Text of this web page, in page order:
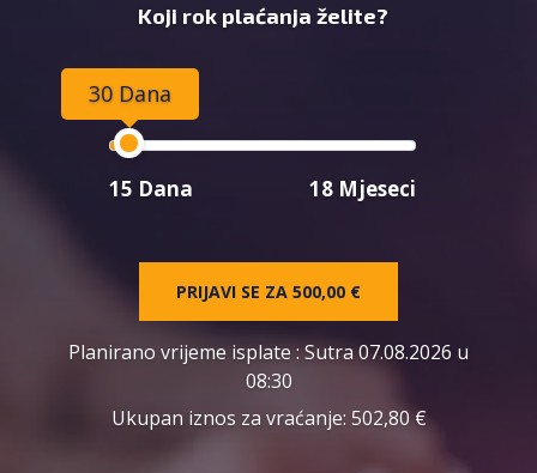
Koji rok plaćanja želite?
30 Dana
15 Dana 18 Mjeseci
PRIJAVI SE ZA 500,00 €
Planirano vrijeme isplate: Sutra 07.08.2026 u
08:30
Ukupan iznos za vraćanje: 502,80 €